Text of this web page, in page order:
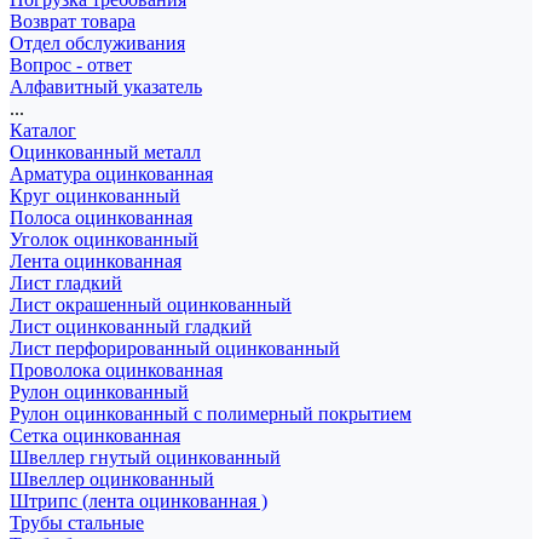
Возврат товара
Отдел обслуживания
Вопрос - ответ
Алфавитный указатель
...
Каталог
Оцинкованный металл
Арматура оцинкованная
Круг оцинкованный
Полоса оцинкованная
Уголок оцинкованный
Лента оцинкованная
Лист гладкий
Лист окрашенный оцинкованный
Лист оцинкованный гладкий
Лист перфорированный оцинкованный
Проволока оцинкованная
Рулон оцинкованный
Рулон оцинкованный с полимерный покрытием
Сетка оцинкованная
Швеллер гнутый оцинкованный
Швеллер оцинкованный
Штрипс (лента оцинкованная )
Трубы стальные